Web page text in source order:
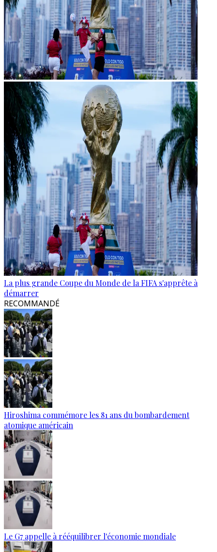
La plus grande Coupe du Monde de la FIFA s'apprête à
démarrer
RECOMMANDÉ
Hiroshima commémore les 81 ans du bombardement
atomique américain
Le G7 appelle à rééquilibrer l'économie mondiale